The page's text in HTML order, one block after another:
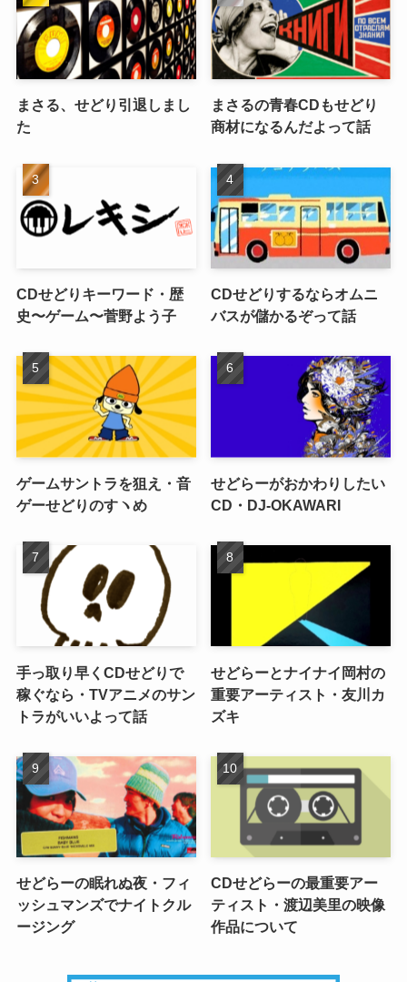
まさる、せどり引退しまし
た
まさるの青春CDもせどり
商材になるんだよって話
CDせどりキーワード・歴
史〜ゲーム〜菅野よう子
CDせどりするならオムニ
バスが儲かるぞって話
ゲームサントラを狙え・音
ゲーせどりのすヽめ
せどらーがおかわりしたい
CD・DJ-OKAWARI
手っ取り早くCDせどりで
稼ぐなら・TVアニメのサン
トラがいいよって話
せどらーとナイナイ岡村の
重要アーティスト・友川カ
ズキ
せどらーの眠れぬ夜・フィ
ッシュマンズでナイトクル
ージング
CDせどらーの最重要アー
ティスト・渡辺美里の映像
作品について